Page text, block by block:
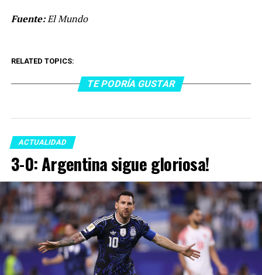
Fuente:El Mundo
RELATED TOPICS:
TE PODRÍA GUSTAR
ACTUALIDAD
3-0: Argentina sigue gloriosa!